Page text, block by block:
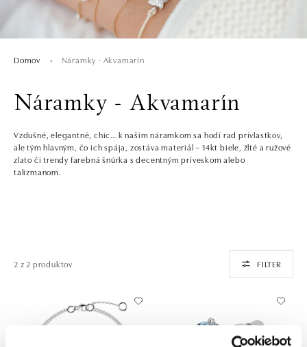
Domov Náramky - Akvamarín
Náramky - Akvamarín
Vzdušné, elegantné, chic… k našim náramkom sa hodí rad prívlastkov,
ale tým hlavným, čo ich spája, zostáva materiál – 14kt biele, žlté a ružové
zlato či trendy farebná šnúrka s decentným príveskom alebo
talizmanom.
2 z 2 produktov FILTER